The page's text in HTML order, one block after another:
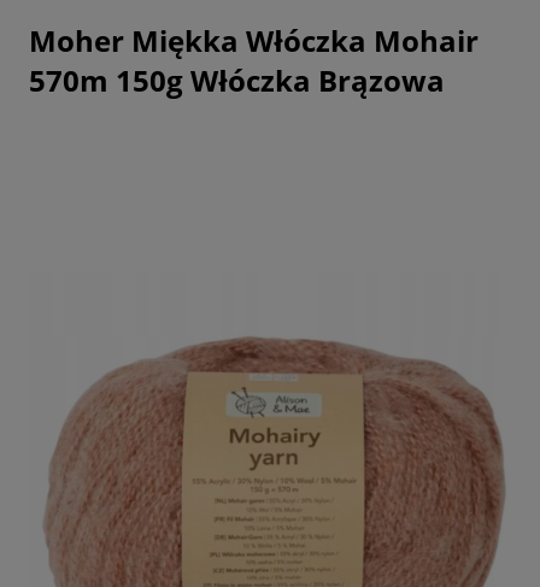
Moher Miękka Włóczka Mohair
570m 150g Włóczka Brązowa